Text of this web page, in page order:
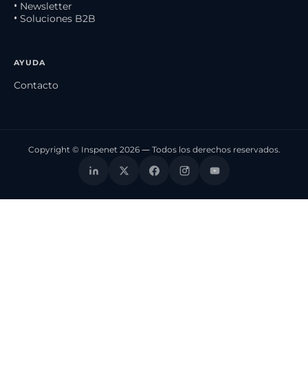
• Newsletter
• Soluciones B2B
AYUDA
Contacto
Copyright © Inspenet 2026 — Todos los derechos reservados.